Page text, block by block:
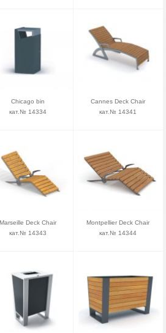
Chicago bin
кат.№ 14334
Cannes Deck Chair
кат.№ 14341
Marseille Deck Chair
кат.№ 14343
Montpellier Deck Chair
кат.№ 14344